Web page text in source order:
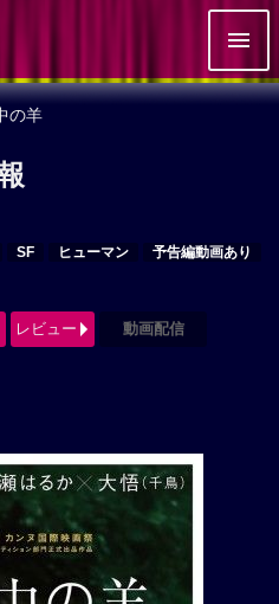
の羊
SF ヒューマン 予告編動画あり
レビュー 動画配信